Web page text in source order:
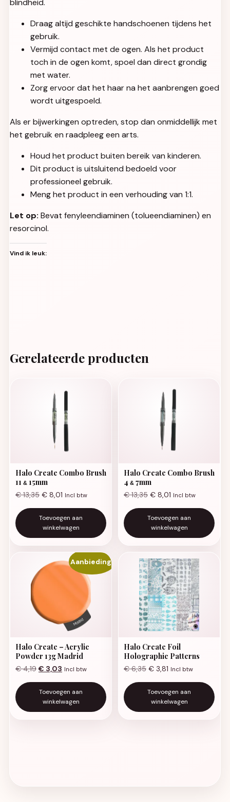
blindheid.
Draag altijd geschikte handschoenen tijdens het
gebruik.
Vermijd contact met de ogen. Als het product
toch in de ogen komt, spoel dan direct grondig
met water.
Zorg ervoor dat het haar na het aanbrengen goed
wordt uitgespoeld.
Als er bijwerkingen optreden, stop dan onmiddellijk met
het gebruik en raadpleeg een arts.
Houd het product buiten bereik van kinderen.
Dit product is uitsluitend bedoeld voor
professioneel gebruik.
Meng het product in een verhouding van 1:1.
Let op: Bevat fenyleendiaminen (tolueendiaminen) en
resorcinol.
Vind ik leuk:
Gerelateerde producten
Halo Create Combo Brush
11 & 15mm
€13,35 € 8,01 Incl btw
Toevoegen aan
winkelwagen
Halo Create Combo Brush
4 & 7mm
€13,35 € 8,01 Incl btw
Toevoegen aan
winkelwagen
Aanbieding!
Halo Create – Acrylic
Powder 13g Madrid
€4,19 Oorspronkelijke prijs was: € 4,19.
€ 3,03 Huidige prijs is: € 3,03.
Incl btw
Toevoegen aan
winkelwagen
Halo Create Foil
Holographic Patterns
€6,35 € 3,81 Incl btw
Toevoegen aan
winkelwagen